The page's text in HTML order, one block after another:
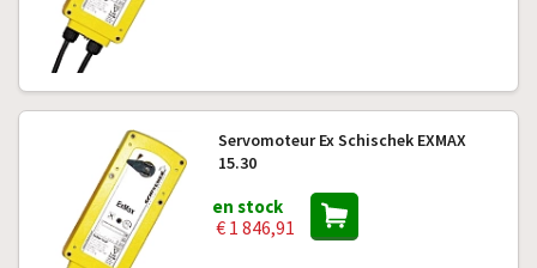
Servomoteur Ex Schischek EXMAX
15.30
en stock
€ 1 846,91